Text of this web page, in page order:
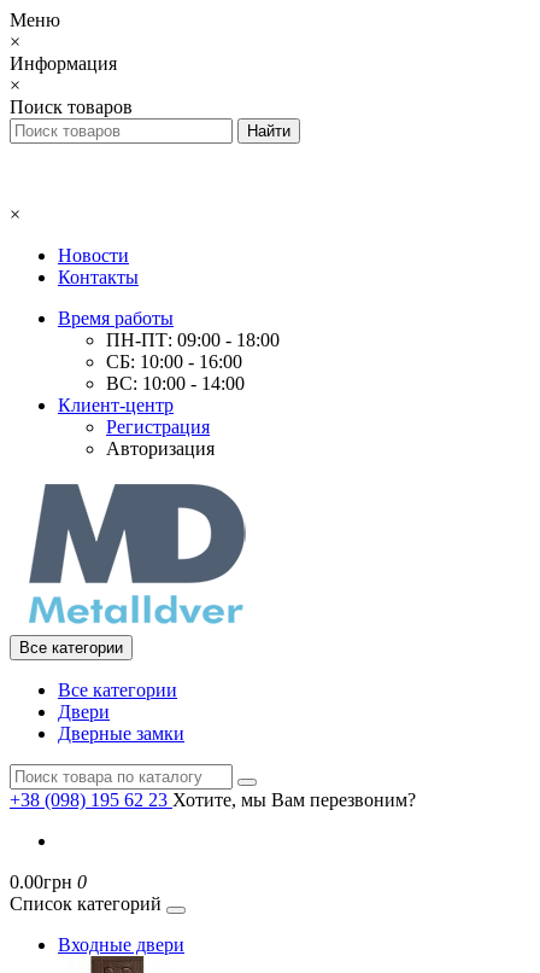
Меню
×
Информация
×
Поиск товаров
×
Новости
Контакты
Время работы
ПН-ПТ: 09:00 - 18:00
СБ: 10:00 - 16:00
ВС: 10:00 - 14:00
Клиент-центр
Регистрация
Авторизация
Все категории
Все категории
Двери
Дверные замки
+38 (098) 195 62 23 Хотите, мы Вам перезвоним?
0.00грн 0
Список категорий
Входные двери